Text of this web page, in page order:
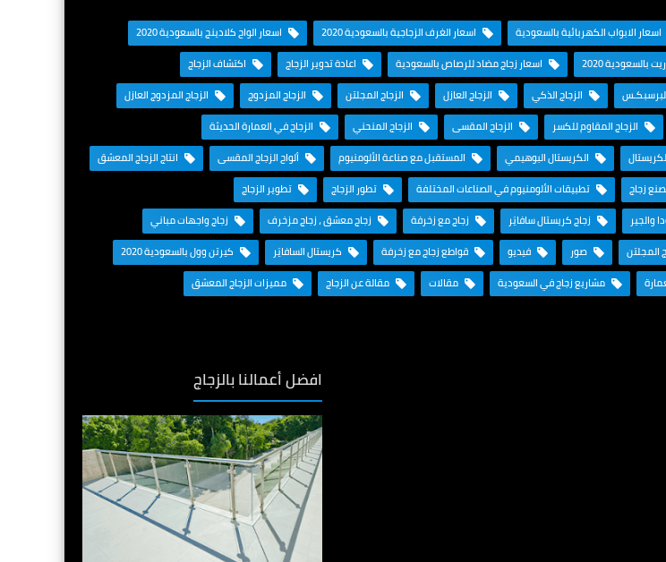
اسعار الابواب الكهربائية بالسعودية اسعار الغرف الزجاجية بالسعودية 2020
اسعار الواح كلادينج بالسعودية 2020
بالسعودية 2020 اسعار زجاج مضاد للرصاص بالسعودية اعادة تدوير الزجاج
اكتشاف الزجاج
الزجاج الذكي الزجاج العازل الزجاج المجلتن الزجاج المزدوج
الزجاج المزدوج العازل
الزجاج المقاوم للكسر الزجاج المقسى الزجاج المنحني
الزجاج في العمارة الحديثة
الكريستال البوهيمي المستقبل مع صناعة الألومنيوم ألواح الزجاج المقسى
انتاج الزجاج المعشق
زجاج تطبيقات الألومنيوم في الصناعات المختلفة تطور الزجاج
تطوير الزجاج
والجير زجاج كريستال سافايَر زجاج مع زخرفة زجاج معشق ، زجاج مزخرف
زجاج واجهات مباني
المجلتن صور فيديو قواطع زجاج مع زخرفة كريستال السافايَر
كيرتن وول بالسعودية 2020
مشاريع زجاج في السعودية مقالات مقالة عن الزجاج
مميزات الزجاج المعشق
افضل أعمالنا بالزجاج